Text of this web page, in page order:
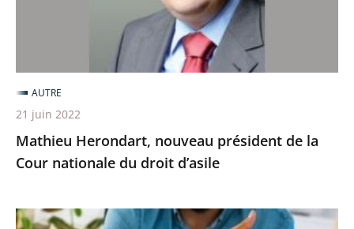
droit
d’asile
Mathieu Herondart, nouveau président de la
Cour nationale du droit d’asile
AUTRE
21 juin 2022
Retour